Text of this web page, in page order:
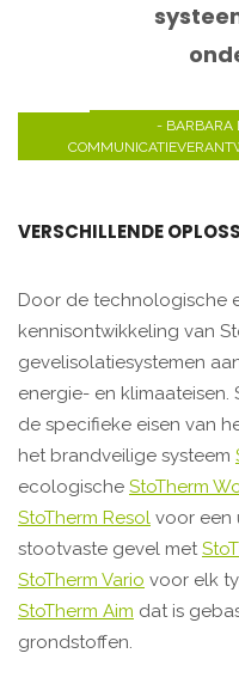
- BARBARA
VERSCHILLENDE
Door de technologische
kennisontwikkeling van
gevelisolatiesystemen
energie- en
de specifieke eisen van
het brandveilige systeem
ecologische StoTherm
StoTherm Resol voor een
stootvaste gevel met
StoTherm Vario voor elk
StoTherm Aim dat is
grondstoffen.